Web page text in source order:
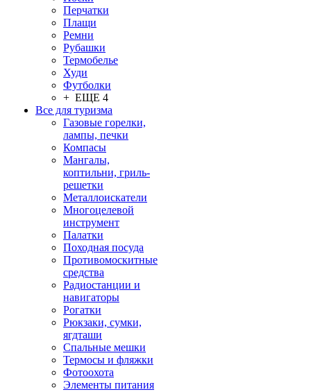
Перчатки
Плащи
Ремни
Рубашки
Термобелье
Худи
Футболки
+ ЕЩЕ 4
Все для туризма
Газовые горелки,
лампы, печки
Компасы
Мангалы,
коптильни, гриль-
решетки
Металлоискатели
Многоцелевой
инструмент
Палатки
Походная посуда
Противомоскитные
средства
Радиостанции и
навигаторы
Рогатки
Рюкзаки, сумки,
ягдташи
Спальные мешки
Термосы и фляжки
Фотоохота
Элементы питания